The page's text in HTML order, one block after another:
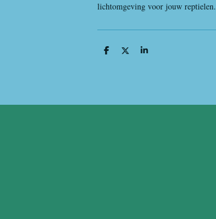
lichtomgeving voor jouw reptielen.
D
D
S